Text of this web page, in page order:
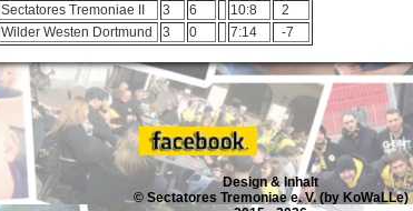
Sectatores Tremoniae II 3 6 10:8
2
Wilder Westen Dortmund 3 0 7:14 -7
Design & Inhalt
© Sectatores Tremoniae e. V. (by KoWaLLe)